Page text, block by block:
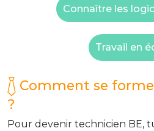
Connaître les
Travail en
Comment se
?
Pour devenir technicien BE,